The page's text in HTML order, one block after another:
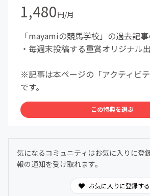
1,480円/月
「mayamiの競馬学校」の過去記
・毎週末投稿する重賞オリジナル
※記事は本ページの「アクティビ
です。
この特典を選ぶ
気になるコミュニティはお気に入りに登
報の通知を受け取れます。
お気に入りに登録する